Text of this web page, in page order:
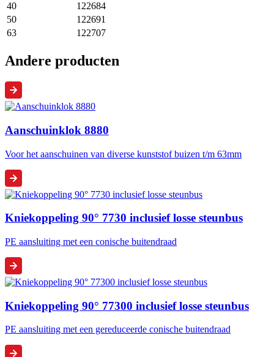
40
122684
50
122691
63
122707
Andere producten
Aanschuinklok 8880
Voor het aanschuinen van diverse kunststof buizen t/m 63mm
Kniekoppeling 90° 7730 inclusief losse steunbus
PE aansluiting met een conische buitendraad
Kniekoppeling 90° 77300 inclusief losse steunbus
PE aansluiting met een gereduceerde conische buitendraad